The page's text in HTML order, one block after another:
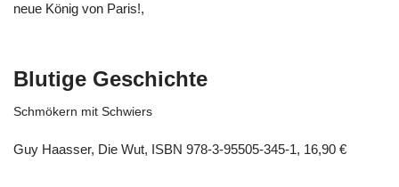
neue König von Paris!,
Blutige Geschichte
Schmökern mit Schwiers
Guy Haasser, Die Wut, ISBN 978-3-95505-345-1, 16,90 €